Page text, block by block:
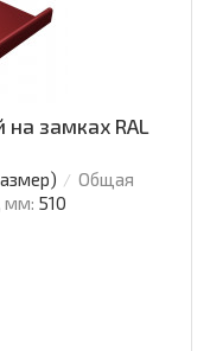
замках RAL
Общая
мм: 510